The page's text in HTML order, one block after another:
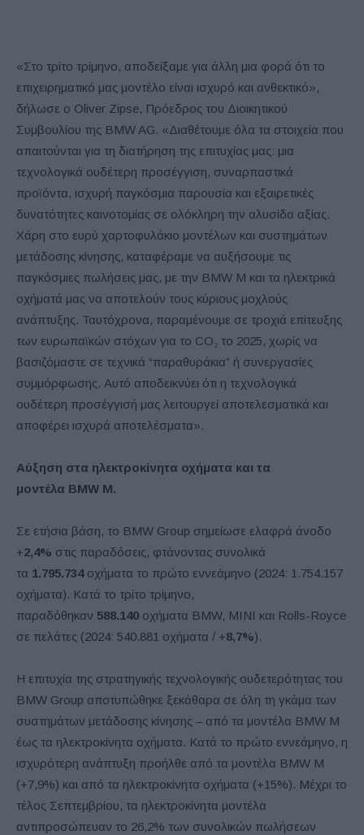
«Στο τρίτο τρίμηνο, αποδείξαμε για άλλη μια φορά ότι το
επιχειρηματικό μας μοντέλο είναι ισχυρό και ανθεκτικό»,
δήλωσε ο Oliver Zipse, Πρόεδρος του Διοικητικού
Συμβουλίου της BMW AG. «Διαθέτουμε όλα τα στοιχεία που
απαιτούνται για τη διατήρηση της επιτυχίας μας: μια
τεχνολογικά ουδέτερη προσέγγιση, συναρπαστικά
προϊόντα, ισχυρή παγκόσμια παρουσία και εξαιρετικές
δυνατότητες καινοτομίας σε ολόκληρη την αλυσίδα αξίας.
Χάρη στο ευρύ χαρτοφυλάκιο μοντέλων και συστημάτων
μετάδοσης κίνησης, καταφέραμε να αυξήσουμε τις
παγκόσμιες πωλήσεις μας, με την BMW M και τα ηλεκτρικά
οχήματά μας να αποτελούν τους κύριους μοχλούς
ανάπτυξης. Ταυτόχρονα, παραμένουμε σε τροχιά επίτευξης
των ευρωπαϊκών στόχων για το CO₂ το 2025, χωρίς να
βασιζόμαστε σε τεχνικά “παραθυράκια” ή συνεργασίες
συμμόρφωσης. Αυτό αποδεικνύει ότι η τεχνολογικά
ουδέτερη προσέγγισή μας λειτουργεί αποτελεσματικά και
αποφέρει ισχυρά αποτελέσματα».
Αύξηση στα ηλεκτροκίνητα οχήματα και τα
μοντέλα BMW M.
Σε ετήσια βάση, το BMW Group σημείωσε ελαφρά άνοδο
+2,4% στις παραδόσεις, φτάνοντας συνολικά
τα 1.795.734οχήματα το πρώτο εννεάμηνο (2024: 1.754.157
οχήματα). Κατά το τρίτο τρίμηνο,
παραδόθηκαν 588.140 οχήματα BMW, MINI και Rolls-Royce
σε πελάτες (2024: 540.881 οχήματα / +8,7%).
Η επιτυχία της στρατηγικής τεχνολογικής ουδετερότητας του
BMW Group αποτυπώθηκε ξεκάθαρα σε όλη τη γκάμα των
συστημάτων μετάδοσης κίνησης – από τα μοντέλα BMW M
έως τα ηλεκτροκίνητα οχήματα. Κατά το πρώτο εννεάμηνο, η
ισχυρότερη ανάπτυξη προήλθε από τα μοντέλα BMW M
(+7,9%) και από τα ηλεκτροκίνητα οχήματα (+15%). Μέχρι το
τέλος Σεπτεμβρίου, τα ηλεκτροκίνητα μοντέλα
αντιπροσώπευαν το 26,2% των συνολικών πωλήσεων